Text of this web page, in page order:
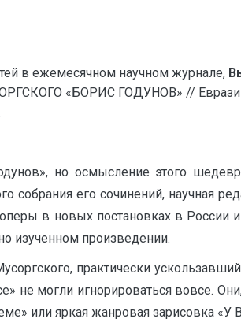
в ежемесячном научном журнале,
«БОРИС ГОДУНОВ» //
но осмысление этого
его сочинений, научная
в новых постановках в России
изученном произведении.
практически
не могли игнорироваться вовсе.
или яркая жанровая зарисовка «У